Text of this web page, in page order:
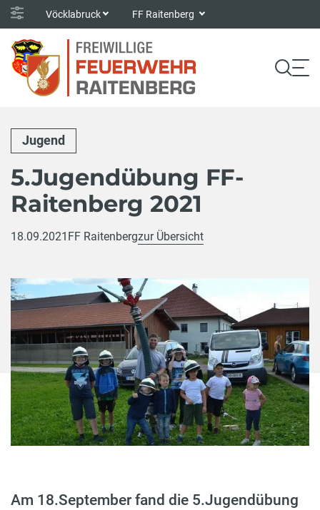
Vöcklabruck FF Raitenberg
Jugend
5.Jugendübung FF-
Raitenberg 2021
18.09.2021 FF Raitenbergzur Übersicht
Am 18.September fand die 5.Jugendübung